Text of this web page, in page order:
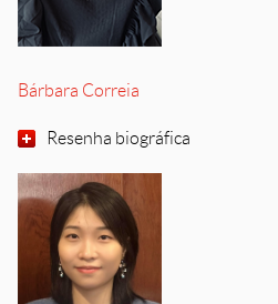
Bárbara Correia
Resenha biográfica